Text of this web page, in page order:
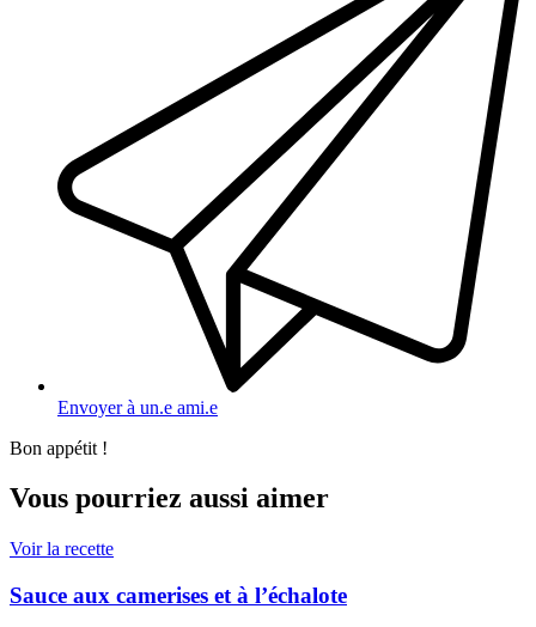
Envoyer à un.e ami.e
Bon appétit !
Vous pourriez aussi aimer
Voir la recette
Sauce aux camerises et à l’échalote